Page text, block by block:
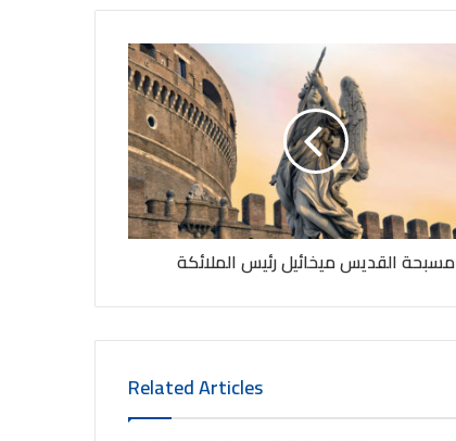
مسبحة القديس ميخائيل رئيس الملائكة
Related Articles